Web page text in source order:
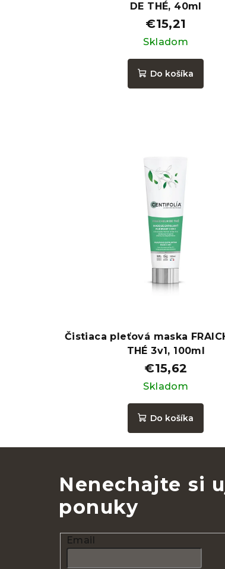
DE THÉ, 40ml
€15,21
Skladom
Do košíka
Čistiaca pleťová maska
THÉ 3v1, 100ml
€15,62
Skladom
Do košíka
Nenechajte si
ponuky
Email